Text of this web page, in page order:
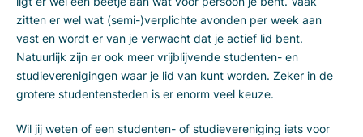
zitten er wel wat (semi-)verplichte avonden per week aan
vast en wordt er van je verwacht dat je actief lid bent.
Natuurlijk zijn er ook meer vrijblijvende studenten- en
studieverenigingen waar je lid van kunt worden. Zeker in de
grotere studentensteden is er enorm veel keuze.
Wil jij weten of een studenten- of studievereniging iets voor